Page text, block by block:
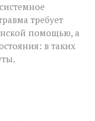
требует
помощью, а
в таких